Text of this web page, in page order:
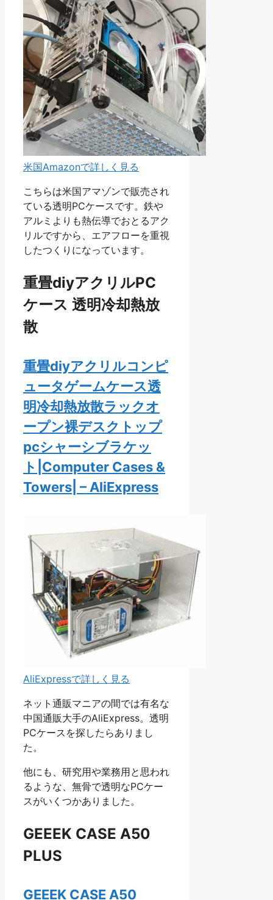
米国Amazonで詳しく見る
こちらは米国アマゾンで販売され
ている透明PCケースです。鉄や
アルミよりも熱伝導でおとるアク
リルですから、エアフローを重視
したつくりになっています。
重畳diyアクリルPC
ケース 透明冷却熱放
散
重畳diyアクリルコンピ
ュータゲームケース透
明冷却熱放散ラックオ
ープン裸デスクトップ
pcシャーシブラケッ
ト|Computer Cases &
Towers| – AliExpress
AliExpressで詳しく見る
ネット通販マニアの間では有名な
中国通販大手のAliExpress。透明
PCケースを探したらありまし
た。
他にも、研究用や業務用と思われ
るような、無骨で透明なPCケー
スがいくつかありました。
GEEEK CASE A50
PLUS
GEEEK CASE A50